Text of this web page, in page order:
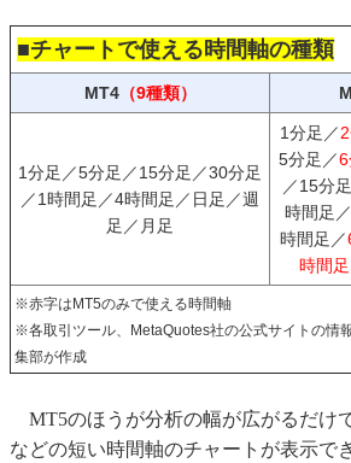
■チャートで使える時間軸の種類
MT4（9種類）
1分足／5分足／15分足／30分足
／1時間足／4時間足／日足／週
足／月足
1分足／
5分足／6
／15分
時間足／
時間足／
時間足
※赤字はMT5のみで使える時間軸
※各取引ツール、MetaQuotes社の公式サイトの情
集部が作成
MT5のほうが分析の幅が広がるだけ
などの短い時間軸のチャートが表示で